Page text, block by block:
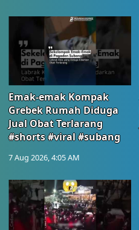
Emak-emak Kompak
Grebek Rumah Diduga
Jual Obat Terlarang
#shorts #viral #subang
7 Aug 2026, 4:05 AM